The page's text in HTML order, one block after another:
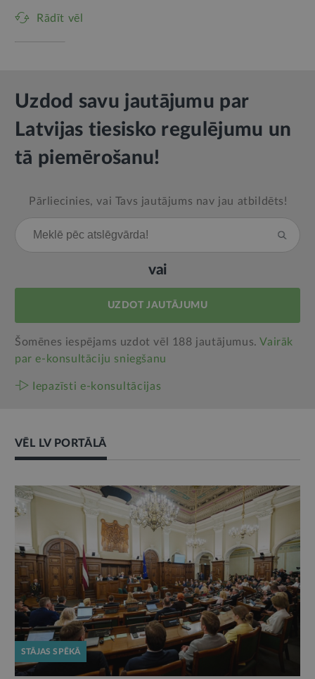
Rādīt vēl
Uzdod savu jautājumu par
Latvijas tiesisko regulējumu un
tā piemērošanu!
Pārliecinies, vai Tavs jautājums nav jau atbildēts!
vai
UZDOT JAUTĀJUMU
Šomēnes iespējams uzdot vēl 188 jautājumus.Vairāk
par e‑konsultāciju sniegšanu
Iepazīsti e-konsultācijas
VĒL LV PORTĀLĀ
STĀJAS SPĒKĀ